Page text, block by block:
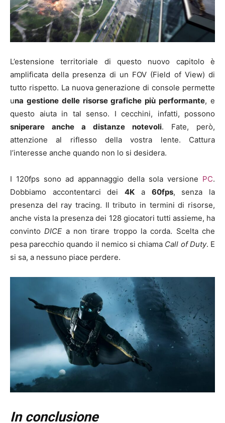
L’estensione territoriale di questo nuovo capitolo è
amplificata della presenza di un FOV (Field of View) di
tutto rispetto. La nuova generazione di console permette
una gestione delle risorse grafiche più performante, e
questo aiuta in tal senso. I cecchini, infatti, possono
sniperare anche a distanze notevoli. Fate, però,
attenzione al riflesso della vostra lente. Cattura
l’interesse anche quando non lo si desidera.
I 120fps sono ad appannaggio della sola versione PC.
Dobbiamo accontentarci dei4K a 60fps, senza la
presenza del ray tracing. Il tributo in termini di risorse,
anche vista la presenza dei 128 giocatori tutti assieme, ha
convintoDICE a non tirare troppo la corda. Scelta che
pesa parecchio quando il nemico si chiama Call of Duty. E
si sa, a nessuno piace perdere.
In conclusione